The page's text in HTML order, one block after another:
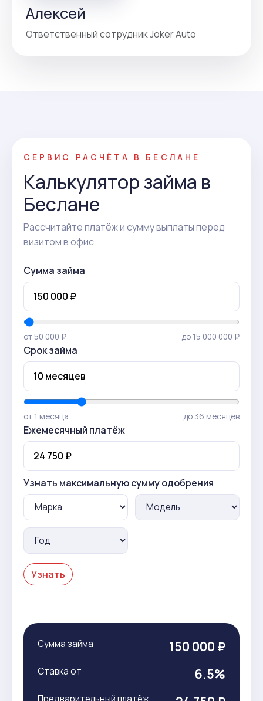
Алексей
Ответственный сотрудник Joker Auto
СЕРВИС РАСЧЁТА В БЕСЛАНЕ
Калькулятор займа в
Беслане
Рассчитайте платёж и сумму выплаты перед
визитом в офис
Сумма займа
от 50 000 ₽ до 15 000 000 ₽
Срок займа
от 1 месяца до 36 месяцев
Ежемесячный платёж
Узнать максимальную сумму одобрения
Узнать
Сумма займа 150 000 ₽
Ставка от 6.5%